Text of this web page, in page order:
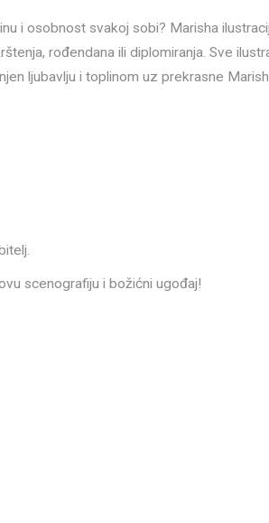
i osobnost svakoj sobi? Marisha
rođendana ili diplomiranja. Sve
ljubavlju i toplinom uz prekrasne
scenografiju i božićni ugođaj!